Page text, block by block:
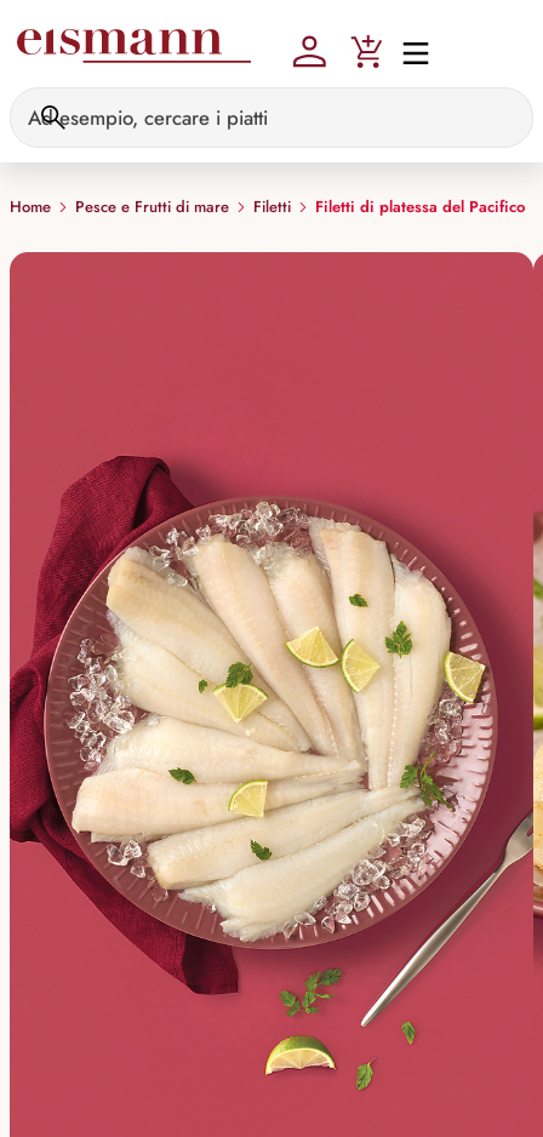
Home Pesce e Frutti di mare Filetti Filetti di platessa del Pacifico